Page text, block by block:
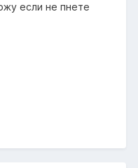
если не пнете